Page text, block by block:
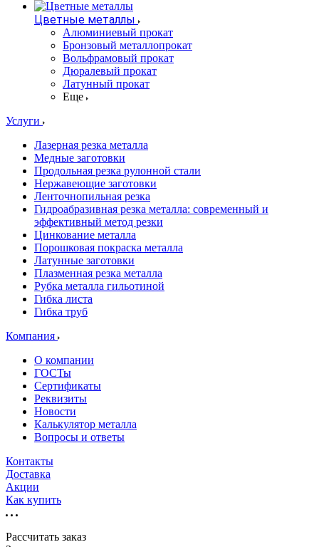
Цветные металлы
Алюминиевый прокат
Бронзовый металлопрокат
Вольфрамовый прокат
Дюралевый прокат
Латунный прокат
Еще
Услуги
Лазерная резка металла
Медные заготовки
Продольная резка рулонной стали
Нержавеющие заготовки
Ленточнопильная резка
Гидроабразивная резка металла: современный и
эффективный метод резки
Цинкование металла
Порошковая покраска металла
Латунные заготовки
Плазменная резка металла
Рубка металла гильотиной
Гибка листа
Гибка труб
Компания
О компании
ГОСТы
Сертификаты
Реквизиты
Новости
Калькулятор металла
Вопросы и ответы
Контакты
Доставка
Акции
Как купить
Рассчитать заказ